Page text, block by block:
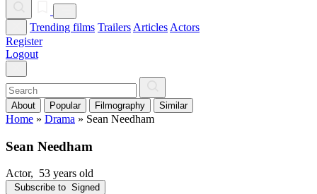
Trending films Trailers Articles Actors
Register
Logout
About Popular Filmography Similar
Home » Drama » Sean Needham
Sean Needham
Actor, 53 years old
Subscribe to Signed